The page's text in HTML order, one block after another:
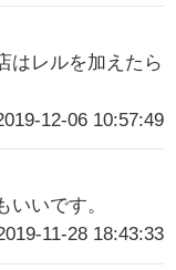
はレルを加えたら
12-06 10:57:49
いです。
11-28 18:43:33